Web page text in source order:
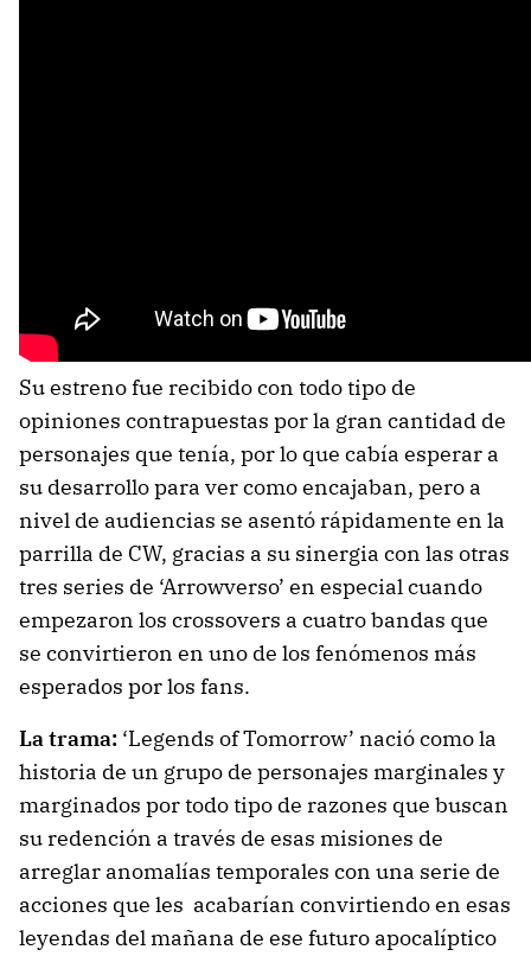
Su estreno fue recibido con todo tipo de
opiniones contrapuestas por la gran cantidad de
personajes que tenía, por lo que cabía esperar a
su desarrollo para ver como encajaban, pero a
nivel de audiencias se asentó rápidamente en la
parrilla de CW, gracias a su sinergia con las otras
tres series de ‘Arrowverso’ en especial cuando
empezaron los crossovers a cuatro bandas que
se convirtieron en uno de los fenómenos más
esperados por los fans.
La trama: ‘Legends of Tomorrow’ nació como la
historia de un grupo de personajes marginales y
marginados por todo tipo de razones que buscan
su redención a través de esas misiones de
arreglar anomalías temporales con una serie de
acciones que les acabarían convirtiendo en esas
leyendas del mañana de ese futuro apocalíptico